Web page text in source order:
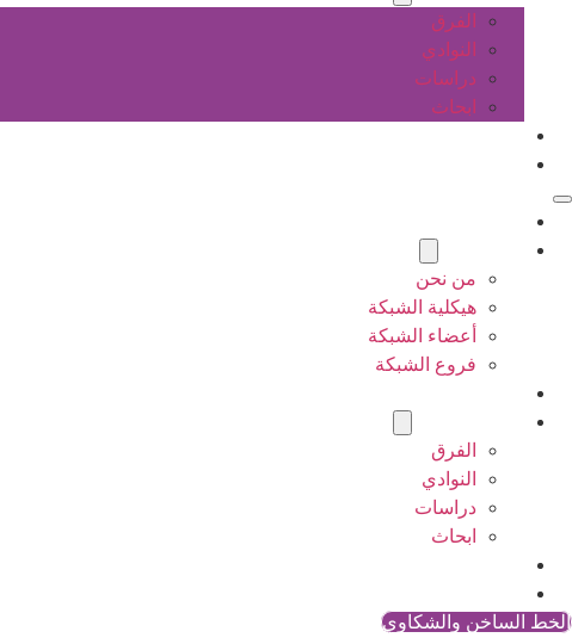
الفرق
النوادي
دراسات
ابحاث
من نحن
هيكلية الشبكة
أعضاء الشبكة
فروع الشبكة
الفرق
النوادي
دراسات
ابحاث
الخط الساخن والشكاوي